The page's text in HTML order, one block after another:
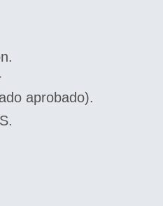
aprobado).